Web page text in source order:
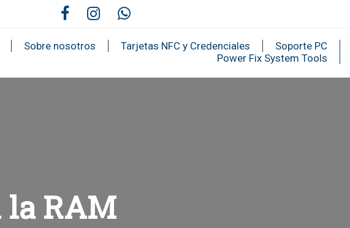
Sobre nosotros Tarjetas NFC y Credenciales
Soporte PC
Power Fix System Tools
RAM